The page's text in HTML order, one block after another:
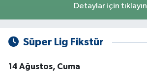
Detaylar için tıklayın
Süper Lig Fikstür
14 Ağustos, Cuma